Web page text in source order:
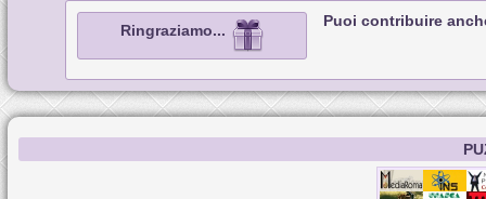
Ringraziamo...
Puoi contribuire